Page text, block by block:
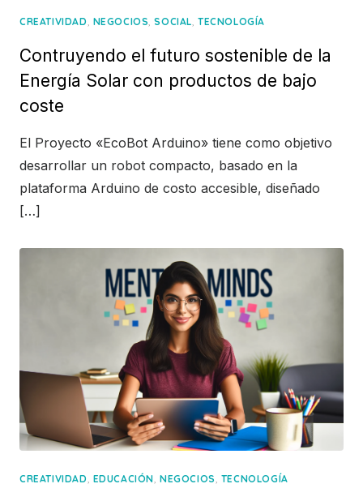
CREATIVIDAD, NEGOCIOS,SOCIAL,TECNOLOGÍA
Contruyendo el futuro sostenible de la
Energía Solar con productos de bajo
coste
El Proyecto «EcoBot Arduino» tiene como objetivo
desarrollar un robot compacto, basado en la
plataforma Arduino de costo accesible, diseñado
[…]
CREATIVIDAD, EDUCACIÓN,NEGOCIOS, TECNOLOGÍA